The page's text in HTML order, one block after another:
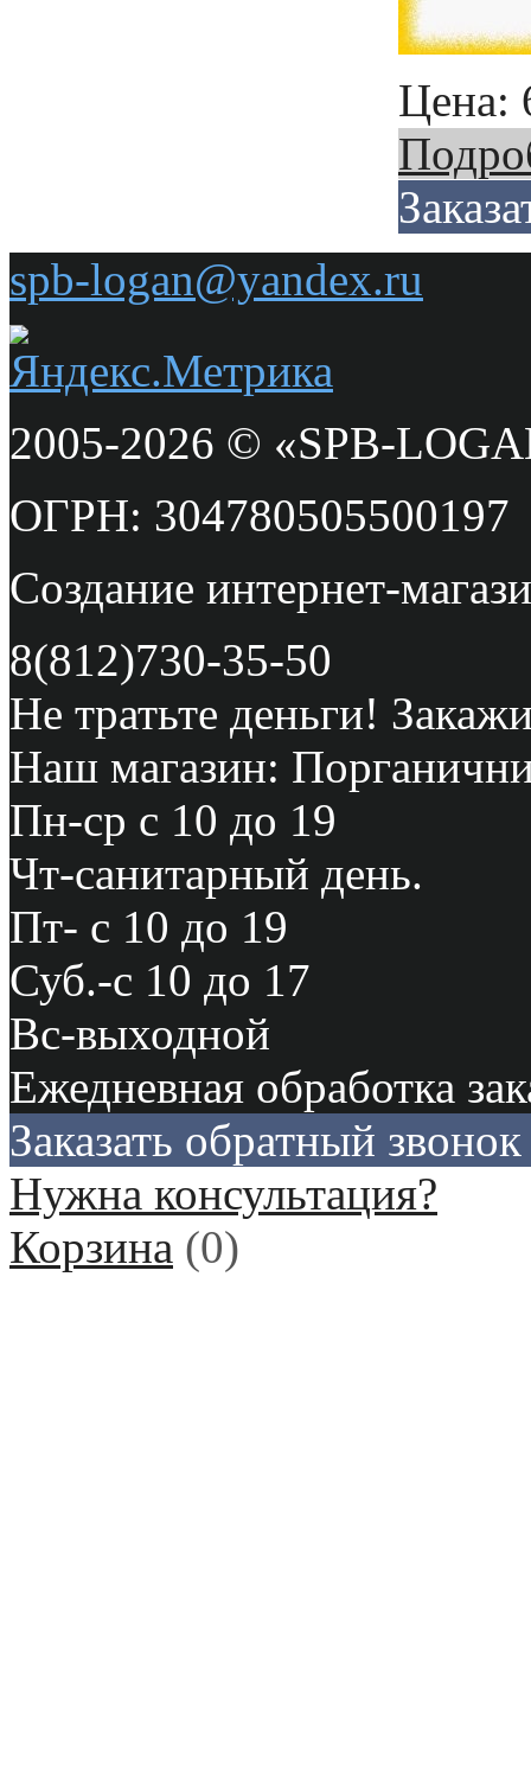
Цена:
spb-logan@yandex.ru
2005-2026 © «SPB-
ОГРН: 304780505500197
Создание интернет-
8(812)730-35-50
Не тратьте деньги!
Наш магазин:
Пн-ср с 10 до 19
Чт-санитарный день.
Пт- с 10 до 19
Суб.-с 10 до 17
Вс-выходной
Ежедневная обработка
Заказать обратный звонок
Нужна консультация?
Корзина (0)